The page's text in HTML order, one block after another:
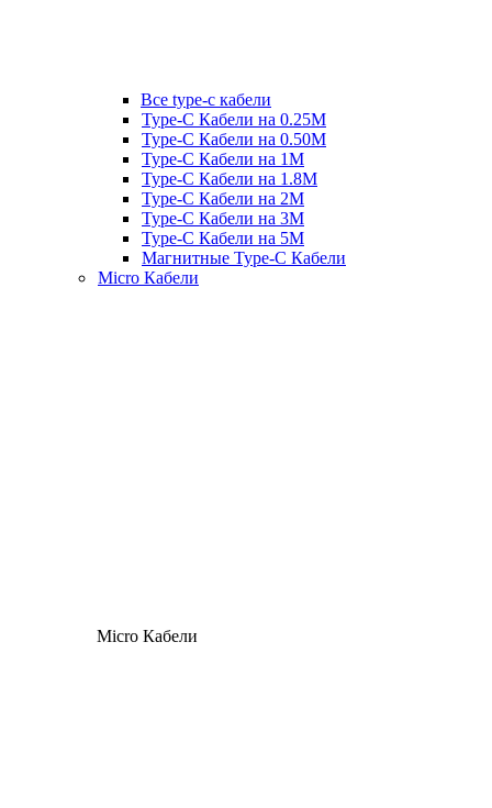
Все type-c кабели
Type-C Кабели на 0.25М
Type-C Кабели на 0.50М
Type-C Кабели на 1М
Type-C Кабели на 1.8М
Type-C Кабели на 2М
Type-C Кабели на 3М
Type-C Кабели на 5М
Магнитные Type-C Кабели
Micro Кабели
Micro Кабели